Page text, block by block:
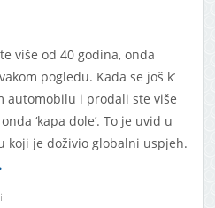
više od 40 godina, onda
pogledu. Kada se još k’
automobilu i prodali ste više
‘kapa dole’. To je uvid u
koji je doživio globalni uspjeh.